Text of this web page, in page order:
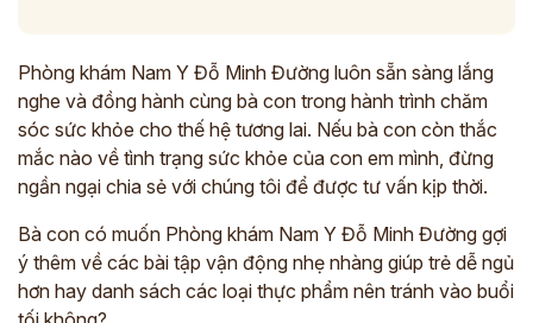
Phòng khám Nam Y Đỗ Minh Đường luôn sẵn sàng lắng
nghe và đồng hành cùng bà con trong hành trình chăm
sóc sức khỏe cho thế hệ tương lai. Nếu bà con còn thắc
mắc nào về tình trạng sức khỏe của con em mình, đừng
ngần ngại chia sẻ với chúng tôi để được tư vấn kịp thời.
Bà con có muốn Phòng khám Nam Y Đỗ Minh Đường gợi
ý thêm về các bài tập vận động nhẹ nhàng giúp trẻ dễ ngủ
hơn hay danh sách các loại thực phẩm nên tránh vào buổi